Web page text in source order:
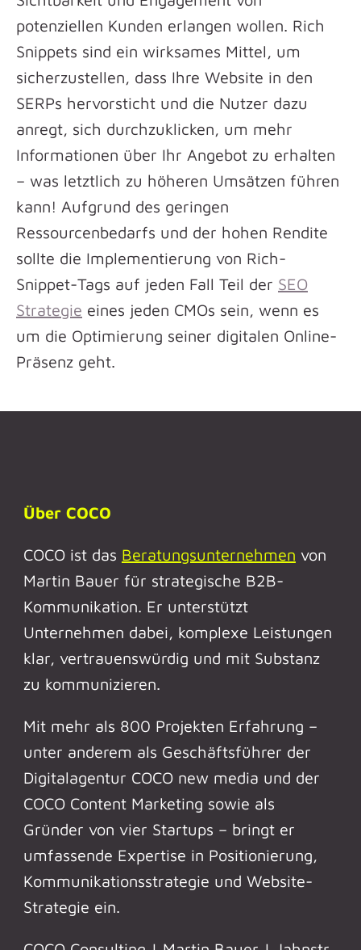
potenziellen Kunden erlangen wollen. Rich
Snippets sind ein wirksames Mittel, um
sicherzustellen, dass Ihre Website in den
SERPs hervorsticht und die Nutzer dazu
anregt, sich durchzuklicken, um mehr
Informationen über Ihr Angebot zu erhalten
– was letztlich zu höheren Umsätzen führen
kann! Aufgrund des geringen
Ressourcenbedarfs und der hohen Rendite
sollte die Implementierung von Rich-
Snippet-Tags auf jeden Fall Teil der SEO
Strategie eines jeden CMOs sein, wenn es
um die Optimierung seiner digitalen Online-
Präsenz geht.
Über COCO
COCO ist das Beratungsunternehmen von
Martin Bauer für strategische B2B-
Kommunikation. Er unterstützt
Unternehmen dabei, komplexe Leistungen
klar, vertrauenswürdig und mit Substanz
zu kommunizieren.
Mit mehr als 800 Projekten Erfahrung –
unter anderem als Geschäftsführer der
Digitalagentur COCO new media und der
COCO Content Marketing sowie als
Gründer von vier Startups – bringt er
umfassende Expertise in Positionierung,
Kommunikationsstrategie und Website-
Strategie ein.